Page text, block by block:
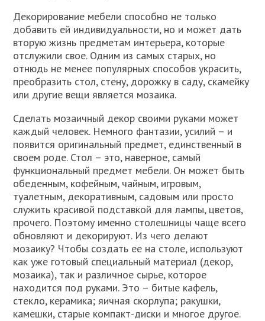
Декорирование мебели способно не только
добавить ей индивидуальности, но и может дать
вторую жизнь предметам интерьера, которые
отслужили свое. Одним из самых старых, но
отнюдь не менее популярных способов украсить,
преобразить стол, стену, дорожку в саду, скамейку
или другие вещи является мозаика.
Сделать мозаичный декор своими руками может
каждый человек. Немного фантазии, усилий – и
появится оригинальный предмет, единственный в
своем роде. Стол – это, наверное, самый
функциональный предмет мебели. Он может быть
обеденным, кофейным, чайным, игровым,
туалетным, декоративным, садовым или просто
служить красивой подставкой для лампы, цветов,
прочего. Поэтому именно столешницы чаще всего
обновляют и декорируют. Из чего делают
мозаику? Чтобы создать ее на столе, используют
как уже готовый специальный материал (декор,
мозаика), так и различное сырье, которое
находится под руками. Это – битые кафель,
стекло, керамика; яичная скорлупа; ракушки,
камешки, старые компакт-диски и многое другое.